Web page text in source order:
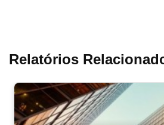
Relatórios